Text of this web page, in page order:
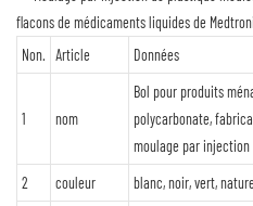
Non. Article Données
1 nom
Bol pour produits
polycarbonate,
moulage par injection
2
couleur blanc, noir, vert,